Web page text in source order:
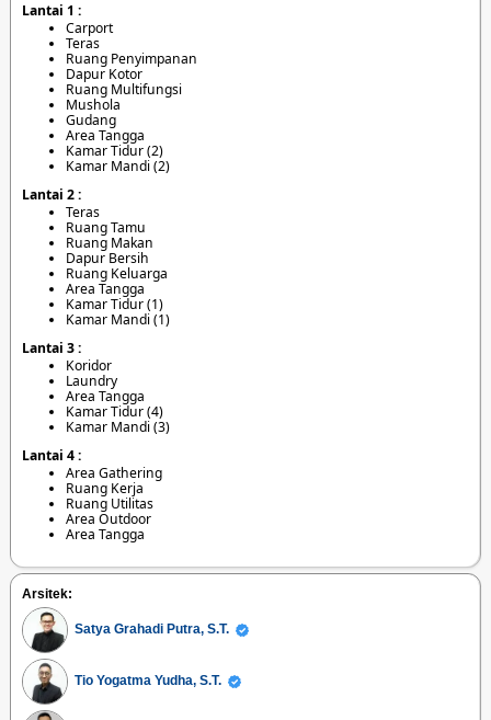
Lantai 1 :
Carport
Teras
Ruang Penyimpanan
Dapur Kotor
Ruang Multifungsi
Mushola
Gudang
Area Tangga
Kamar Tidur (2)
Kamar Mandi (2)
Lantai 2 :
Teras
Ruang Tamu
Ruang Makan
Dapur Bersih
Ruang Keluarga
Area Tangga
Kamar Tidur (1)
Kamar Mandi (1)
Lantai 3 :
Koridor
Laundry
Area Tangga
Kamar Tidur (4)
Kamar Mandi (3)
Lantai 4 :
Area Gathering
Ruang Kerja
Ruang Utilitas
Area Outdoor
Area Tangga
Arsitek:
Satya Grahadi Putra, S.T.
Tio Yogatma Yudha, S.T.